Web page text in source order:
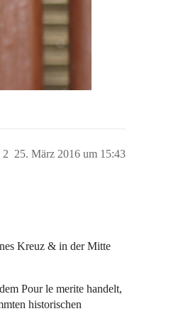
25. März 2016 um 15:43
2
Kreuz & in der Mitte
Pour le merite handelt,
historischen